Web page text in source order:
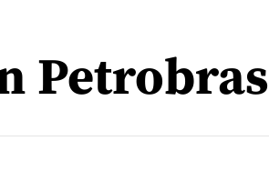
Petrobras